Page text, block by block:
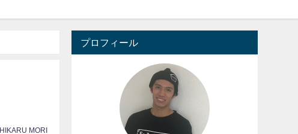
HIKARU MORI
プロフィール